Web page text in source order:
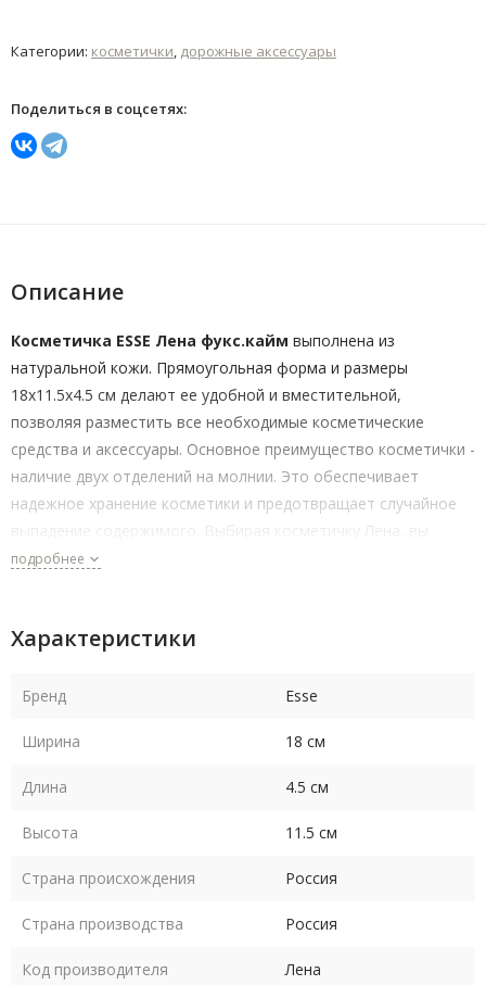
Категории: косметички, дорожные аксессуары
Поделиться в соцсетях:
Описание
Косметичка ESSE Лена фукс.кайм выполнена из
натуральной кожи. Прямоугольная форма и размеры
18x11.5x4.5 см делают ее удобной и вместительной,
позволяя разместить все необходимые косметические
средства и аксессуары. Основное преимущество косметички -
наличие двух отделений на молнии. Это обеспечивает
надежное хранение косметики и предотвращает случайное
выпадение содержимого. Выбирая косметичку Лена, вы
получаете стильный и практичный аксессуар, который станет
подробнее
Характеристики
Бренд Esse
Ширина 18 см
Длина 4.5 см
Высота 11.5 см
Страна происхождения Россия
Страна производства Россия
Код производителя Лена